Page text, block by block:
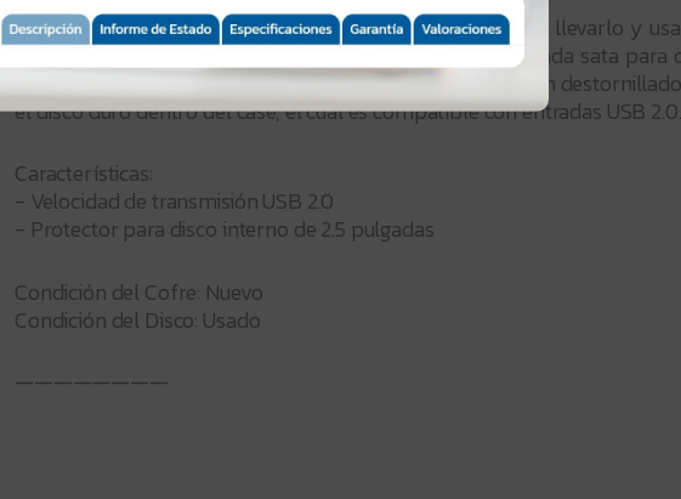
Case 2.5'' con Disco Duro de 1TB, USB 2.0, Ideal para para llevarlo y
una manera eficaz, este case de 2.5'' cuenta con una entrada sata
con salida USB, incluye un Cable USB macho a macho, y un
el disco duro dentro del case, el cual es compatible con entradas USB 2.0.
Características:
- Velocidad de transmisión USB 2.0
- Protector para disco interno de 2.5 pulgadas
Condición del Cofre: Nuevo
Condición del Disco: Usado
————————